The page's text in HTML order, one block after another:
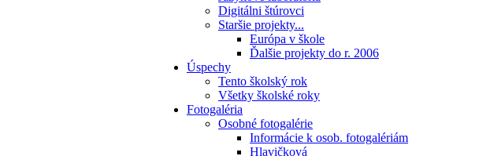
Digitálni štúrovci
Staršie projekty...
Európa v škole
Ďalšie projekty do r. 2006
Úspechy
Tento školský rok
Všetky školské roky
Fotogaléria
Osobné fotogalérie
Informácie k osob. fotogalériám
Hlavičková